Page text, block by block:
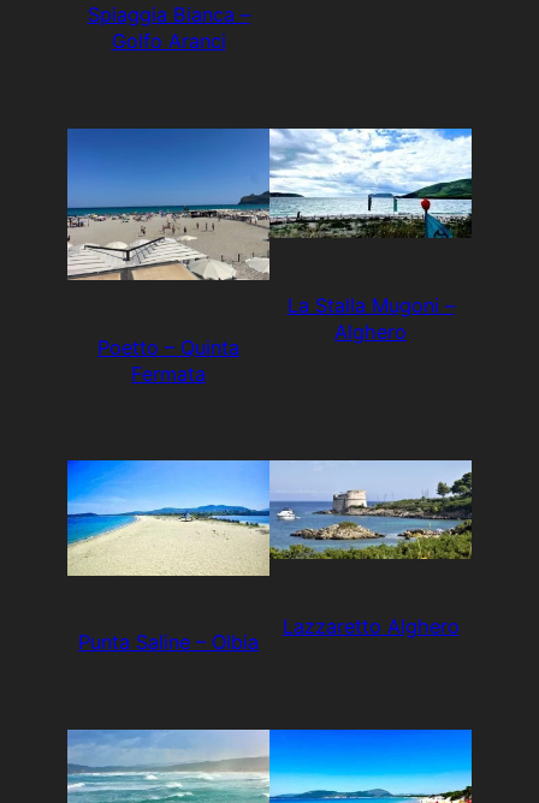
Spiaggia Bianca –
Golfo Aranci
Poetto – Quinta
Fermata
La Stalla Mugoni –
Alghero
Punta Saline – Olbia
Lazzaretto Alghero